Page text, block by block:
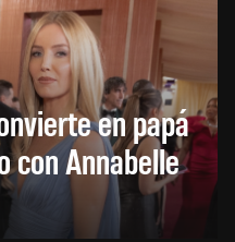
en papá
con Annabelle